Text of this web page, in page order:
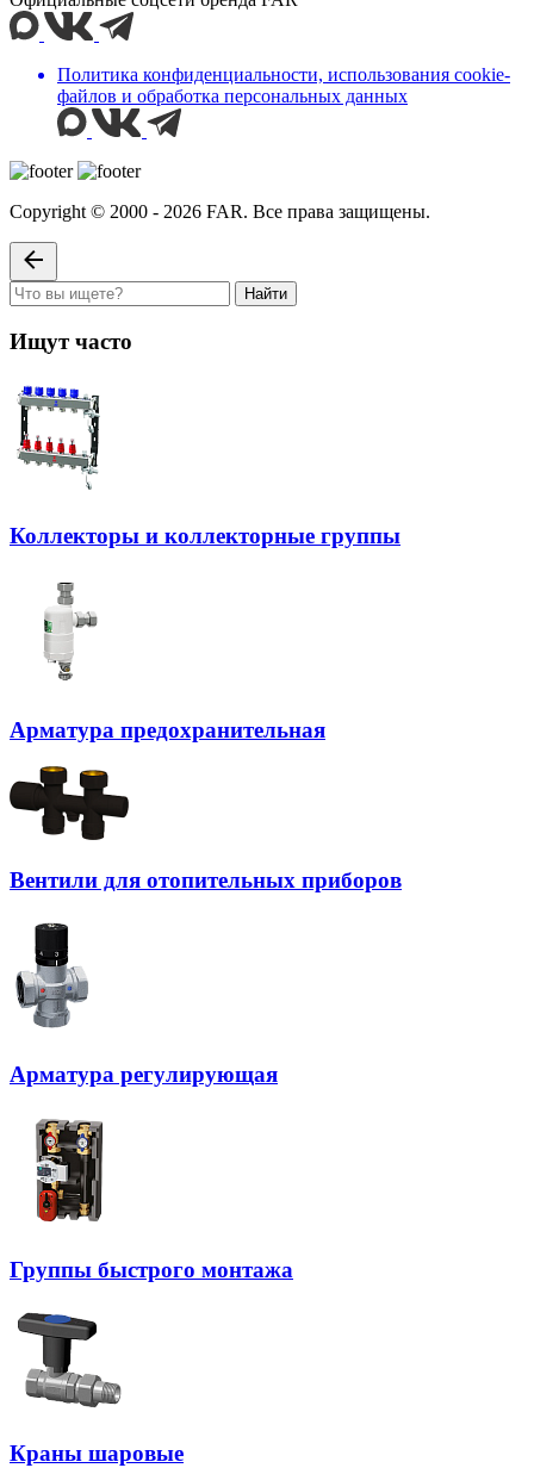
Политика конфиденциальности, использования сookie-
файлов и обработка персональных данных
Copyright © 2000 - 2026 FAR. Все права защищены.
Найти
Ищут часто
Коллекторы и коллекторные группы
Арматура предохранительная
Вентили для отопительных приборов
Арматура регулирующая
Группы быстрого монтажа
Краны шаровые